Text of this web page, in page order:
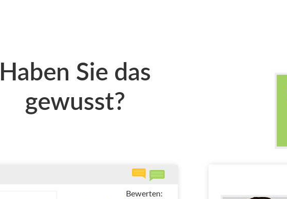
Haben Sie das
gewusst?
Bewerten: